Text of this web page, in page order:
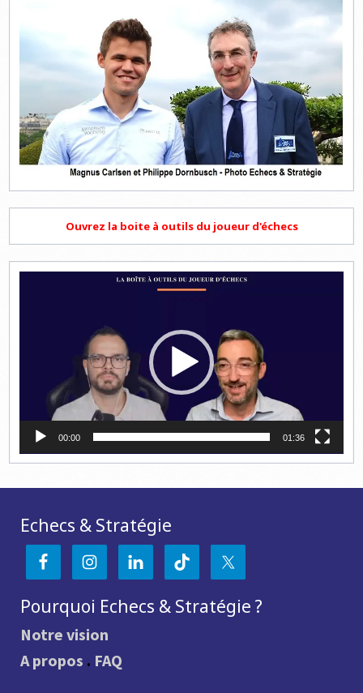
Ouvrez la boite à outils du joueur d'échecs
00:00 01:36
Echecs & Stratégie
Pourquoi Echecs & Stratégie ?
Notre vision
A propos . FAQ